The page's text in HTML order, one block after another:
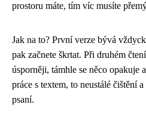
prostoru máte, tím víc musíte
Jak na to? První verze bývá
pak začnete škrtat. Při druhém
úsporněji, támhle se něco opakuje
práce s textem, to neustálé čištění
psaní.